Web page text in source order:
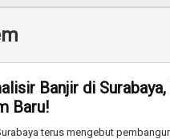
Banjir di
Baru!
terus mengebut